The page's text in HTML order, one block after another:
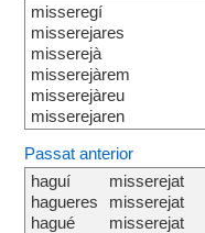
misseregí
misserejares
misserejà
misserejàrem
misserejàreu
misserejaren
Passat anterior
haguí
hagueres
hagué
misserejat
misserejat
misserejat